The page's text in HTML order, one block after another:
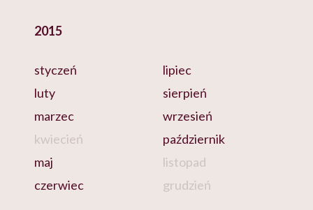
2015
styczeń
luty
marzec
kwiecień
maj
czerwiec
lipiec
sierpień
wrzesień
październik
listopad
grudzień